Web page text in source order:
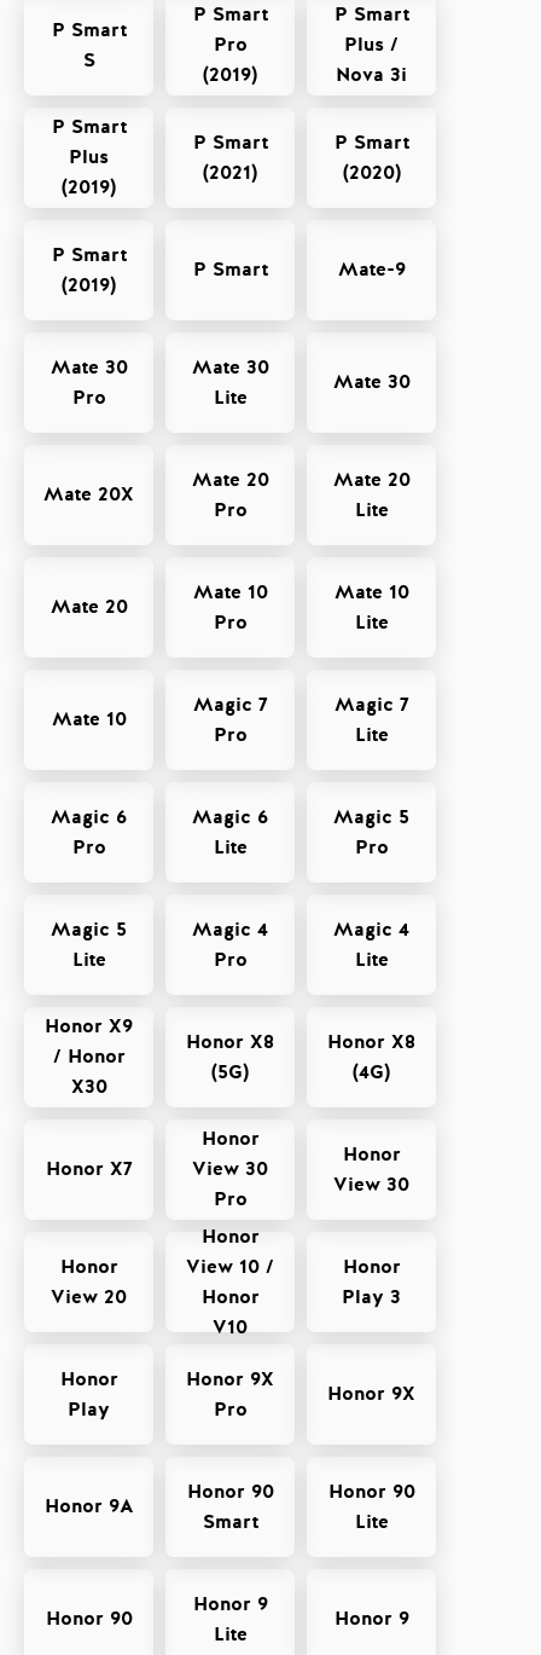
P Smart
S
P Smart
Pro
(2019)
P Smart
Plus /
Nova 3i
P Smart
Plus
(2019)
P Smart
(2021)
P Smart
(2020)
P Smart
(2019)
P Smart Mate-9
Mate 30
Pro
Mate 30
Lite
Mate 30
Mate 20X
Mate 20
Pro
Mate 20
Lite
Mate 20
Mate 10
Pro
Mate 10
Lite
Mate 10
Magic 7
Pro
Magic 7
Lite
Magic 6
Pro
Magic 6
Lite
Magic 5
Pro
Magic 5
Lite
Magic 4
Pro
Magic 4
Lite
Honor X9
/ Honor
X30
Honor X8
(5G)
Honor X8
(4G)
Honor X7
Honor
View 30
Pro
Honor
View 30
Honor
View 20
Honor
View 10 /
Honor
V10
Honor
Play 3
Honor
Play
Honor 9X
Pro
Honor 9X
Honor 9A
Honor 90
Smart
Honor 90
Lite
Honor 90
Honor 9
Lite
Honor 9